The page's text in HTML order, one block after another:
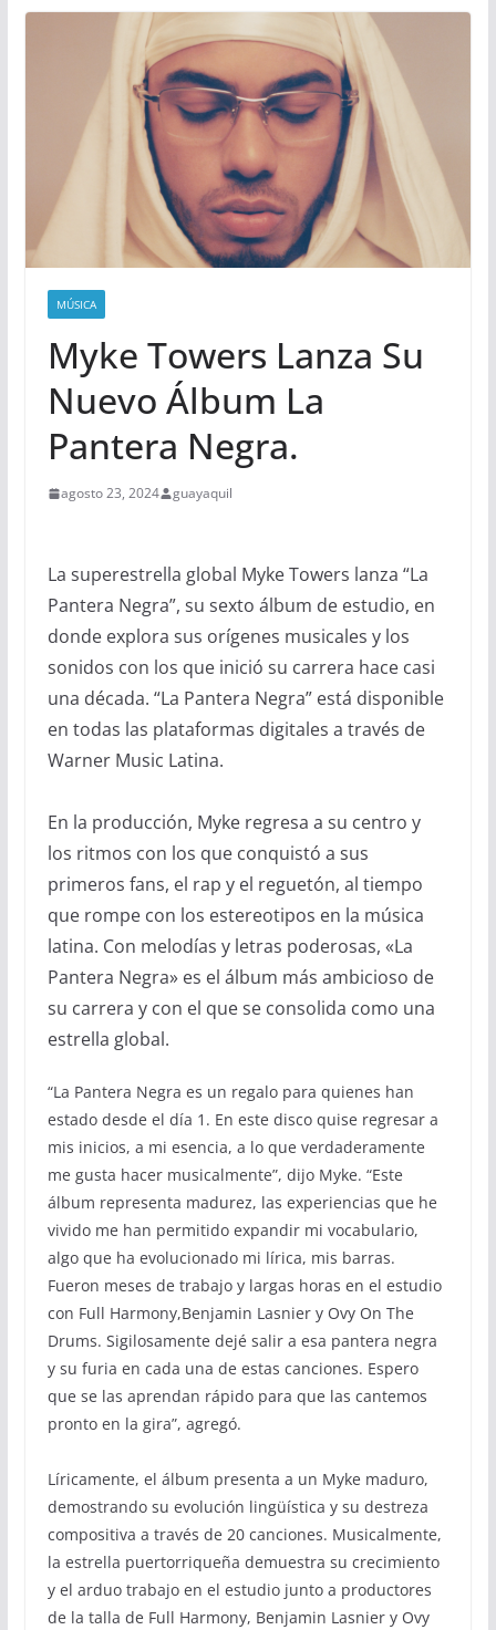
MÚSICA
Myke Towers Lanza Su
Nuevo Álbum La
Pantera Negra.
agosto 23, 2024 guayaquil
La superestrella global Myke Towers lanza “La
Pantera Negra”, su sexto álbum de estudio, en
donde explora sus orígenes musicales y los
sonidos con los que inició su carrera hace casi
una década. “La Pantera Negra” está disponible
en todas las plataformas digitales a través de
Warner Music Latina.
En la producción, Myke regresa a su centro y
los ritmos con los que conquistó a sus
primeros fans, el rap y el reguetón, al tiempo
que rompe con los estereotipos en la música
latina. Con melodías y letras poderosas, «La
Pantera Negra» es el álbum más ambicioso de
su carrera y con el que se consolida como una
estrella global.
“La Pantera Negra es un regalo para quienes han
estado desde el día 1. En este disco quise regresar a
mis inicios, a mi esencia, a lo que verdaderamente
me gusta hacer musicalmente”, dijo Myke. “Este
álbum representa madurez, las experiencias que he
vivido me han permitido expandir mi vocabulario,
algo que ha evolucionado mi lírica, mis barras.
Fueron meses de trabajo y largas horas en el estudio
con Full Harmony,Benjamin Lasnier y Ovy On The
Drums. Sigilosamente dejé salir a esa pantera negra
y su furia en cada una de estas canciones. Espero
que se las aprendan rápido para que las cantemos
pronto en la gira”, agregó.
Líricamente, el álbum presenta a un Myke maduro,
demostrando su evolución lingüística y su destreza
compositiva a través de 20 canciones. Musicalmente,
la estrella puertorriqueña demuestra su crecimiento
y el arduo trabajo en el estudio junto a productores
de la talla de Full Harmony, Benjamin Lasnier y Ovy